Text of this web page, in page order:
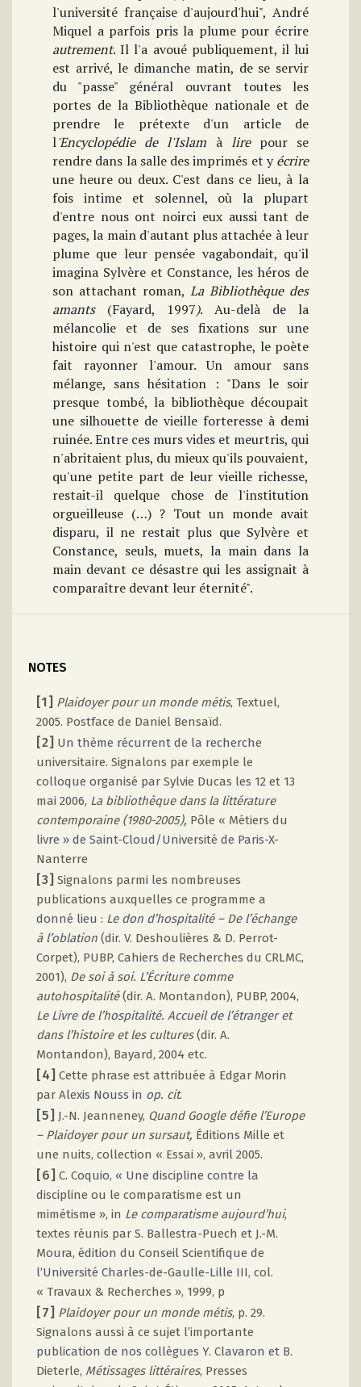
l'université française d'aujourd'hui", André
Miquel a parfois pris la plume pour écrire
autrement. Il l'a avoué publiquement, il lui
est arrivé, le dimanche matin, de se servir
du "passe" général ouvrant toutes les
portes de la Bibliothèque nationale et de
prendre le prétexte d'un article de
l'Encyclopédie de l'Islam à lirepour se
rendre dans la salle des imprimés et yécrire
une heure ou deux. C'est dans ce lieu, à la
fois intime et solennel, où la plupart
d'entre nous ont noirci eux aussi tant de
pages, la main d'autant plus attachée à leur
plume que leur pensée vagabondait, qu'il
imagina Sylvère et Constance, les héros de
son attachant roman, La Bibliothèque des
amants(Fayard, 1997). Au-delà de la
mélancolie et de ses fixations sur une
histoire qui n'est que catastrophe, le poète
fait rayonner l'amour. Un amour sans
mélange, sans hésitation : "Dans le soir
presque tombé, la bibliothèque découpait
une silhouette de vieille forteresse à demi
ruinée. Entre ces murs vides et meurtris, qui
n'abritaient plus, du mieux qu'ils pouvaient,
qu'une petite part de leur vieille richesse,
restait-il quelque chose de l'institution
orgueilleuse (…) ? Tout un monde avait
disparu, il ne restait plus que Sylvère et
Constance, seuls, muets, la main dans la
main devant ce désastre qui les assignait à
comparaître devant leur éternité".
NOTES
[1] Plaidoyer pour un monde métis, Textuel,
2005. Postface de Daniel Bensaïd.
[2] Un thème récurrent de la recherche
universitaire. Signalons par exemple le
colloque organisé par Sylvie Ducas les 12 et 13
mai 2006, La bibliothèque dans la littérature
contemporaine (1980-2005), Pôle « Métiers du
livre » de Saint-Cloud/Université de Paris-X-
Nanterre
[3] Signalons parmi les nombreuses
publications auxquelles ce programme a
donné lieu : Le don d’hospitalité – De l’échange
à l’oblation (dir. V. Deshoulières & D. Perrot-
Corpet), PUBP, Cahiers de Recherches du CRLMC,
2001), De soi à soi. L’Écriture comme
autohospitalité(dir. A. Montandon), PUBP, 2004,
Le Livre de l’hospitalité. Accueil de l’étranger et
dans l’histoire et les cultures(dir. A.
Montandon), Bayard, 2004 etc.
[4] Cette phrase est attribuée à Edgar Morin
par Alexis Nouss in op. cit.
[5] J.-N. Jeanneney, Quand Google défie l’Europe
– Plaidoyer pour un sursaut, Éditions Mille et
une nuits, collection « Essai », avril 2005.
[6] C. Coquio, « Une discipline contre la
discipline ou le comparatisme est un
mimétisme », in Le comparatisme aujourd’hui,
textes réunis par S. Ballestra-Puech et J.-M.
Moura, édition du Conseil Scientifique de
l’Université Charles-de-Gaulle-Lille III, col.
« Travaux & Recherches », 1999, p
[7] Plaidoyer pour un monde métis, p. 29.
Signalons aussi à ce sujet l’importante
publication de nos collègues Y. Clavaron et B.
Dieterle, Métissages littéraires, Presses